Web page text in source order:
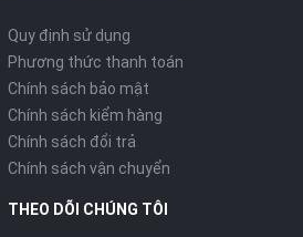
Quy định sử dụng
Phương thức thanh toán
Chính sách bảo mật
Chính sách kiểm hàng
Chính sách đổi trả
Chính sách vận chuyển
THEO DÕI CHÚNG TÔI